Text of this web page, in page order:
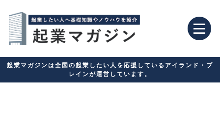
起業マガジンは全国の起業したい人を応援しているアイランド・ブ
レインが運営しています。